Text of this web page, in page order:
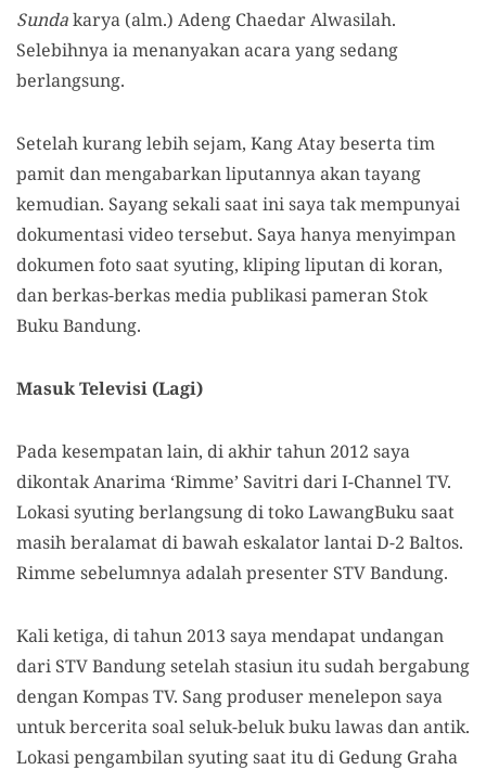
Sundakarya (alm.) Adeng Chaedar Alwasilah.
Selebihnya ia menanyakan acara yang sedang
berlangsung.
Setelah kurang lebih sejam, Kang Atay beserta tim
pamit dan mengabarkan liputannya akan tayang
kemudian. Sayang sekali saat ini saya tak mempunyai
dokumentasi video tersebut. Saya hanya menyimpan
dokumen foto saat syuting, kliping liputan di koran,
dan berkas-berkas media publikasi pameran Stok
Buku Bandung.
Masuk Televisi (Lagi)
Pada kesempatan lain, di akhir tahun 2012 saya
dikontak Anarima ‘Rimme’ Savitri dari I-Channel TV.
Lokasi syuting berlangsung di toko LawangBuku saat
masih beralamat di bawah eskalator lantai D-2 Baltos.
Rimme sebelumnya adalah presenter STV Bandung.
Kali ketiga, di tahun 2013 saya mendapat undangan
dari STV Bandung setelah stasiun itu sudah bergabung
dengan Kompas TV. Sang produser menelepon saya
untuk bercerita soal seluk-beluk buku lawas dan antik.
Lokasi pengambilan syuting saat itu di Gedung Graha